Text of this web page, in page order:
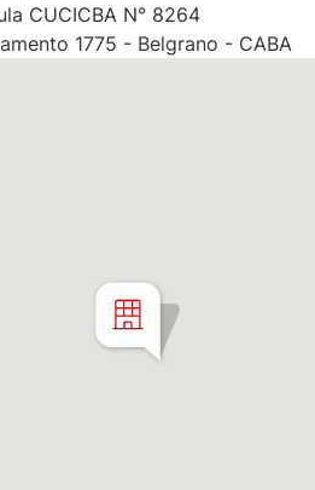
CUCICBA N° 8264
1775 - Belgrano - CABA